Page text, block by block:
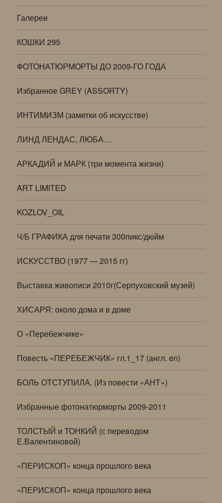
Галереи
КОШКИ 295
ФОТОНАТЮРМОРТЫ ДО 2009-ГО ГОДА
Избранное GREY (ASSORTY)
ИНТИМИЗМ (заметки об искусстве)
ЛИНД ЛЕНДАС, ЛЮБА…
АРКАДИЙ и МАРК (три момента жизни)
ART LIMITED
KOZLOV_OIL
Ч/Б ГРАФИКА для печати 300пикс/дюйм
ИСКУССТВО (1977 — 2015 гг)
Выставка живописи 2010г(Серпуховский музей)
ХИСАРЯ: около дома и в доме
О «Перебежчике»
Повесть «ПЕРЕБЕЖЧИК» гл.1_17 (англ. en)
БОЛЬ ОТСТУПИЛА. (Из повести «АНТ»)
Избранные фотонатюрморты 2009-2011
ТОЛСТЫЙ и ТОНКИЙ (с переводом
Е.Валентиновой)
«ПЕРИСКОП» конца прошлого века
«ПЕРИСКОП» конца прошлого века